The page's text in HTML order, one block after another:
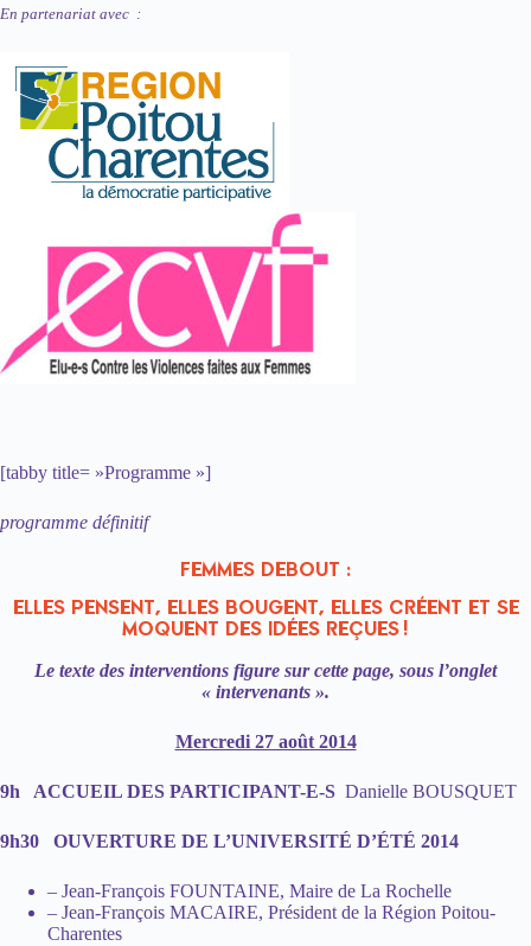
En partenariat avec :
[tabby title= »Programme »]
programme définitif
FEMMES DEBOUT :
ELLES PENSENT, ELLES BOUGENT, ELLES CRÉENT ET SE
MOQUENT DES IDÉES REÇUES !
Le texte des interventions figure sur cette page, sous l’onglet
« intervenants ».
Mercredi 27 août 2014
9h ACCUEIL DES PARTICIPANT-E-S Danielle BOUSQUET
9h30 OUVERTURE DE L’UNIVERSITÉ D’ÉTÉ 2014
– Jean-François FOUNTAINE, Maire de La Rochelle
– Jean-François MACAIRE, Président de la Région Poitou-
Charentes